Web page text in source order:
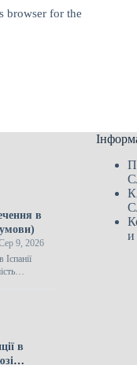
browser for the
в
умови)
9, 2026
метою є…
в
и